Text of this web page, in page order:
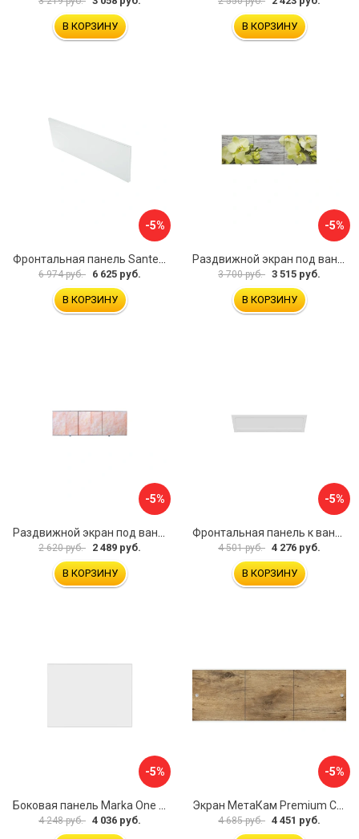
В КОРЗИНУ В КОРЗИНУ
-5%
6 974 руб. 6 625 руб.
В КОРЗИНУ
-5%
3 700 руб. 3 515 руб.
В КОРЗИНУ
-5%
2 620 руб. 2 489 руб.
В КОРЗИНУ
-5%
4 501 руб. 4 276 руб.
В КОРЗИНУ
-5%
Боковая панель Marka One Flat 80 MG L 02бфл80мгл
4 248 руб. 4 036 руб.
-5%
Экран МетаКам Premium Collection 4650208860133
4 685 руб. 4 451 руб.